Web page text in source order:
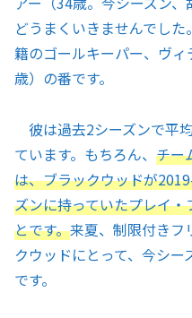
どうまくいきませんでし
籍のゴールキーパー、ヴ
歳）の番です。
彼は過去2シーズンで平
ています。もちろん、 チー
は、ブラックウッドが
ズンに持っていたプレイ
とです。来夏、制限付きフ
クウッドにとって、今シ
です。